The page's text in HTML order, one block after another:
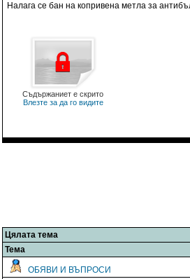
Налага се бан на копривена метла за
Съдържаниет е скрито
Влезте за да го видите
Цялата тема
Тема
ОБЯВИ И ВЪПРОСИ